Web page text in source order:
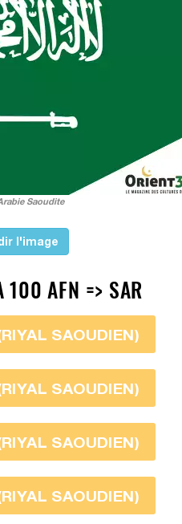
Saoudite
l'image
100 AFN => SAR
SAOUDIEN)
SAOUDIEN)
SAOUDIEN)
SAOUDIEN)